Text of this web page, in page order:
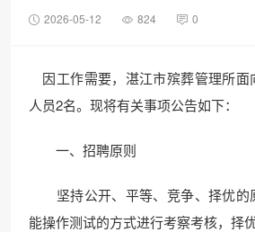
2026-05-12 824 0
因工作需要，湛江市殡葬管理所面
人员2名。现将有关事项公告如下：
一、招聘原则
坚持公开、平等、竞争、择优的
能操作测试的方式进行考察考核，择优